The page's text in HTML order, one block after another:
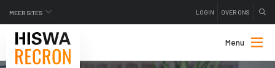
MEER SITES LOGIN OVER ONS
Menu